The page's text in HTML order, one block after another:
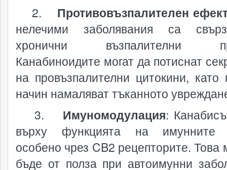
2. Противовъзпалителен
нелечими заболявания са
хронични възпалителни
Канабиноидите могат да потиснат
на провъзпалителни цитокини, като
начин намаляват тъканното
3. Имуномодулация:
върху функцията на имунните
особено чрез CB2 рецепторите. Това
бъде от полза при автоимунни